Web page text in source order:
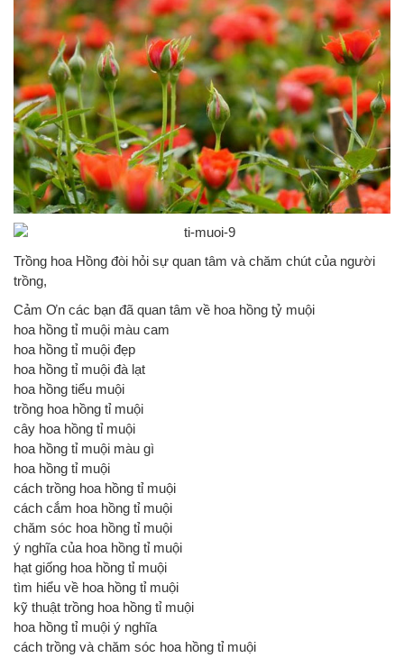
Trồng hoa Hồng đòi hỏi sự quan tâm và chăm chút của người
trồng,
Cảm Ơn các bạn đã quan tâm về hoa hồng tỷ muội
hoa hồng tỉ muội màu cam
hoa hồng tỉ muội đẹp
hoa hồng tỉ muội đà lạt
hoa hồng tiểu muội
trồng hoa hồng tỉ muội
cây hoa hồng tỉ muội
hoa hồng tỉ muội màu gì
hoa hồng tỉ muội
cách trồng hoa hồng tỉ muội
cách cắm hoa hồng tỉ muội
chăm sóc hoa hồng tỉ muội
ý nghĩa của hoa hồng tỉ muội
hạt giống hoa hồng tỉ muội
tìm hiểu về hoa hồng tỉ muội
kỹ thuật trồng hoa hồng tỉ muội
hoa hồng tỉ muội ý nghĩa
cách trồng và chăm sóc hoa hồng tỉ muội